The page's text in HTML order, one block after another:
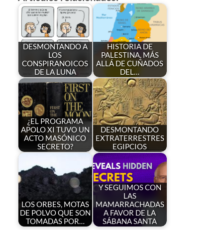
DESMONTANDO A
LOS
CONSPIRANOICOS
DE LA LUNA
HISTORIA DE
PALESTINA, MÁS
ALLÁ DE CUÑADOS
DEL…
¿EL PROGRAMA
APOLO XI TUVO UN
ACTO MASÓNICO
SECRETO?
DESMONTANDO
EXTRATERRESTRES
EGIPCIOS
LOS ORBES, MOTAS
DE POLVO QUE SON
TOMADAS POR…
Y SEGUIMOS CON
LAS
MAMARRACHADAS
A FAVOR DE LA
SÁBANA SANTA